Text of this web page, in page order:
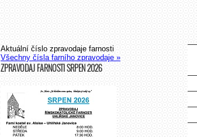
Aktuální číslo zpravodaje farnosti
Všechny čísla farního zpravodaje »
ZPRAVODAJ FARNOSTI SRPEN 2026